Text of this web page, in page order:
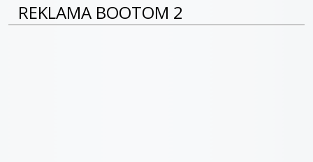
REKLAMA BOOTOM 2